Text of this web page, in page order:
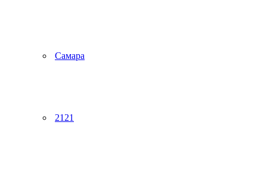
Самара
2121